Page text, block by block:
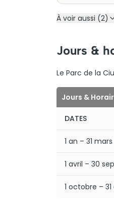
À voir aussi (2)
Jours &
Le Parc de la
Jours &
DATES
1 an – 31 mars
1 avril – 30
1 octobre –